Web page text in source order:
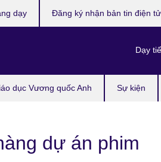
dục Vương quốc Anh Sự kiện
Dạy
dạy Đăng ký nhận bản tin điện tử
dự án phim